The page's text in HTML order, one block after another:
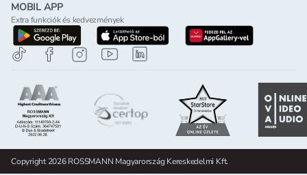
MOBIL APP
Extra funkciók és kedvezmények
letöltés a google-play-rölletöltés az app-store-ból
letöltés
Copyright 2026 ROSSMANN Magyarország Kereskedelmi Kft.